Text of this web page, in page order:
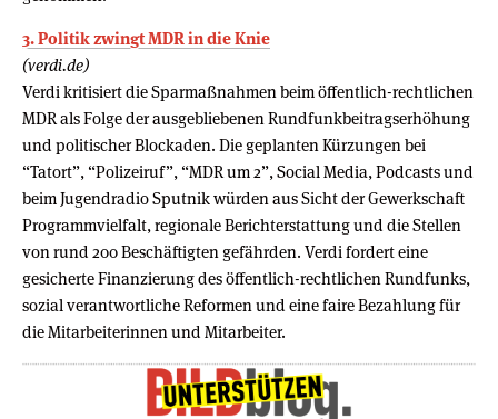
3. Politik zwingt MDR in die Knie
(verdi.de)
Verdi kritisiert die Sparmaßnahmen beim öffentlich-rechtlichen
MDR als Folge der ausgebliebenen Rundfunkbeitragserhöhung
und politischer Blockaden. Die geplanten Kürzungen bei
“Tatort”, “Polizeiruf”, “MDR um 2”, Social Media, Podcasts und
beim Jugendradio Sputnik würden aus Sicht der Gewerkschaft
Programmvielfalt, regionale Berichterstattung und die Stellen
von rund 200 Beschäftigten gefährden. Verdi fordert eine
gesicherte Finanzierung des öffentlich-rechtlichen Rundfunks,
sozial verantwortliche Reformen und eine faire Bezahlung für
die Mitarbeiterinnen und Mitarbeiter.